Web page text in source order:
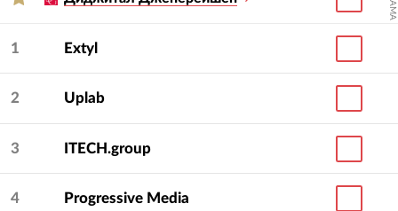
1 Extyl
2 Uplab
3 ITECH.group
4 Progressive Media